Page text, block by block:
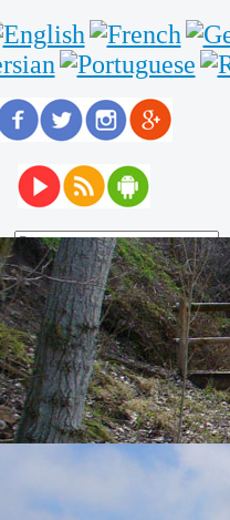
- 7 TÉRMINOS XTREM
2018
de Javalambre abrirán este
escuelas